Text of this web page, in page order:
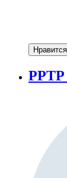
Нравится